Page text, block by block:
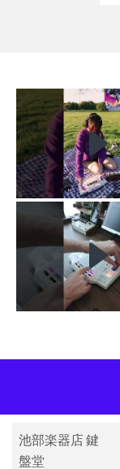
池部楽器店 鍵
盤堂